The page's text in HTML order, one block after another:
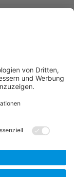
und kostenfreies